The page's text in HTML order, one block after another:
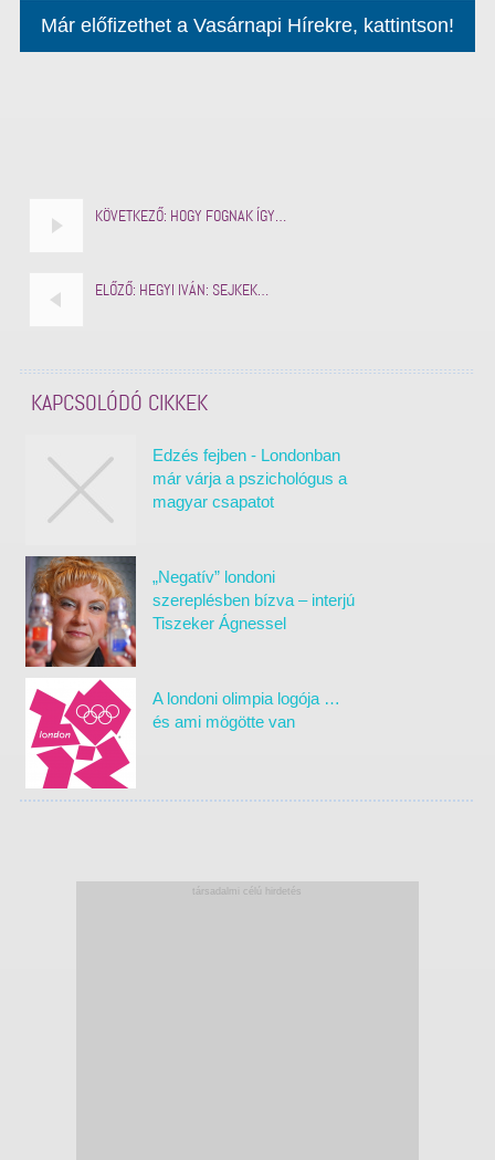
Már előfizethet a Vasárnapi Hírekre, kattintson!
KÖVETKEZŐ: HOGY FOGNAK ÍGY…
ELŐZŐ: HEGYI IVÁN: SEJKEK…
KAPCSOLÓDÓ CIKKEK
Edzés fejben - Londonban
már várja a pszichológus a
magyar csapatot
„Negatív” londoni
szereplésben bízva – interjú
Tiszeker Ágnessel
A londoni olimpia logója …
és ami mögötte van
társadalmi célú hirdetés